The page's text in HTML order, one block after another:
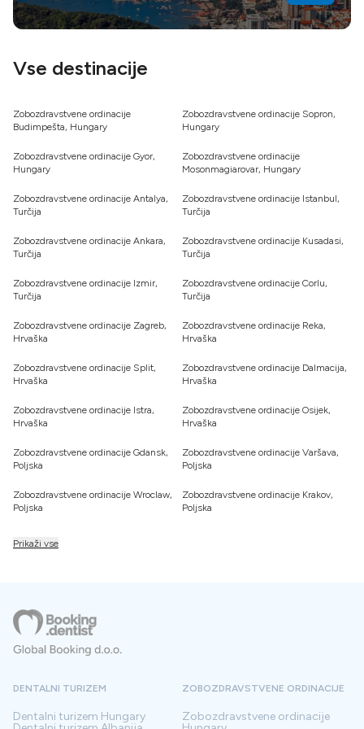
Vse destinacije
Zobozdravstvene ordinacije
Budimpešta, Hungary
Zobozdravstvene ordinacije Sopron,
Hungary
Zobozdravstvene ordinacije Gyor,
Hungary
Zobozdravstvene ordinacije
Mosonmagiarovar, Hungary
Zobozdravstvene ordinacije Antalya,
Turčija
Zobozdravstvene ordinacije Istanbul,
Turčija
Zobozdravstvene ordinacije Ankara,
Turčija
Zobozdravstvene ordinacije Kusadasi,
Turčija
Zobozdravstvene ordinacije Izmir,
Turčija
Zobozdravstvene ordinacije Corlu,
Turčija
Zobozdravstvene ordinacije Zagreb,
Hrvaška
Zobozdravstvene ordinacije Reka,
Hrvaška
Zobozdravstvene ordinacije Split,
Hrvaška
Zobozdravstvene ordinacije Dalmacija,
Hrvaška
Zobozdravstvene ordinacije Istra,
Hrvaška
Zobozdravstvene ordinacije Osijek,
Hrvaška
Zobozdravstvene ordinacije Gdansk,
Poljska
Zobozdravstvene ordinacije Varšava,
Poljska
Zobozdravstvene ordinacije Wroclaw,
Poljska
Zobozdravstvene ordinacije Krakov,
Poljska
Prikaži vse
DENTALNI TURIZEM
Dentalni turizem Hungary
ZOBOZDRAVSTVENE ORDINACIJE
Zobozdravstvene ordinacije